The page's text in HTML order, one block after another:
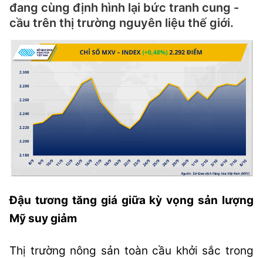
đang cùng định hình lại bức tranh cung -
cầu trên thị trường nguyên liệu thế giới.
Đậu tương tăng giá giữa kỳ vọng sản lượng
Mỹ suy giảm
Thị trường nông sản toàn cầu khởi sắc trong